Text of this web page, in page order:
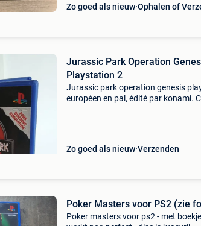
Zo goed als nieuw Ophalen of
Jurassic Park Operation
Playstation 2
Jurassic park operation genesis
européen en pal, édité par konami.
Zo goed als nieuw Verzenden
Poker Masters voor PS2 (zie
Poker masters voor ps2 - met